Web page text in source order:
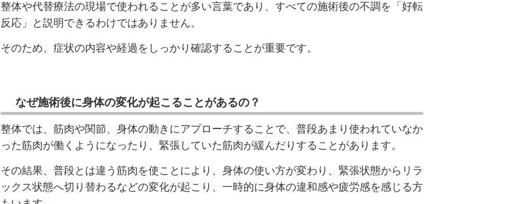
整体や代替療法の現場で使われることが多い言葉であり、すべての施術後の不調を「好転
反応」と説明できるわけではありません。
そのため、症状の内容や経過をしっかり確認することが重要です。
なぜ施術後に身体の変化が起こることがあるの？
整体では、筋肉や関節、身体の動きにアプローチすることで、普段あまり使われていなか
った筋肉が働くようになったり、緊張していた筋肉が緩んだりすることがあります。
その結果、普段とは違う筋肉を使ことにより、身体の使い方が変わり、緊張状態からリラ
ックス状態へ切り替わるなどの変化が起こり、一時的に身体の違和感や疲労感を感じる方